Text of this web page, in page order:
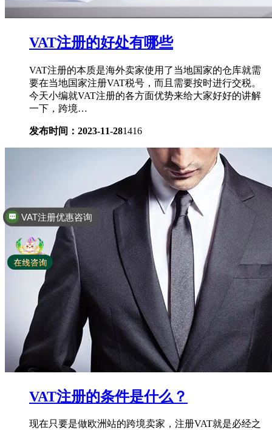
VAT注册的好处有哪些
VAT注册的本质是海外卖家使用了当地国家的仓库就需
要在当地国家注册VAT税号，而且需要按时进行交税。
今天小编就VAT注册的各方面优势来给大家好好的讲解
一下，跨境…
发布时间：2023-11-281416
VAT注册的条件是什么？
现在只要是做欧洲站的跨境卖家，注册VAT就是必经之
全球商标专利注册